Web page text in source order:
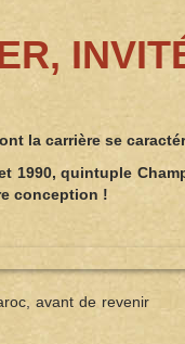
la carrière se
1990, quintuple
conception !
avant de revenir